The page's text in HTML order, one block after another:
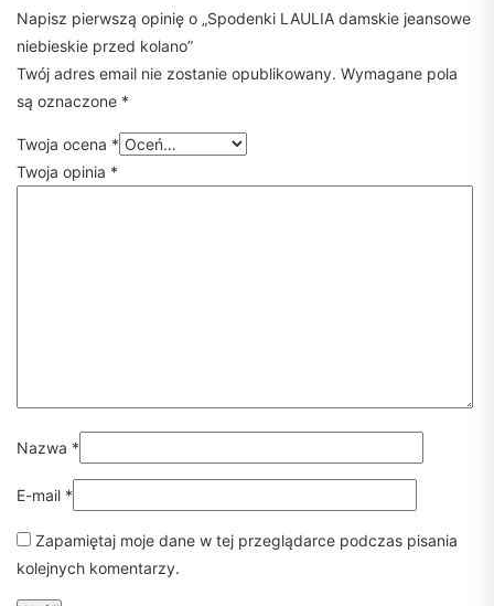
Napisz pierwszą opinię o „Spodenki LAULIA damskie jeansowe
niebieskie przed kolano”
Twój adres email nie zostanie opublikowany. Wymagane pola
są oznaczone *
Twoja ocena *
Twoja opinia *
Nazwa *
E-mail *
Zapamiętaj moje dane w tej przeglądarce podczas pisania
kolejnych komentarzy.